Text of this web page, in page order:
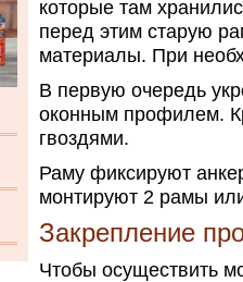
которые там
перед этим старую
материалы. При
В первую очередь
оконным профилем.
гвоздями.
Раму фиксируют
монтируют 2 рамы
Закрепление
Чтобы осуществить